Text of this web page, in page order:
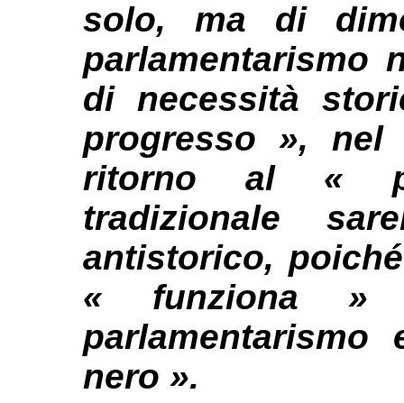
solo, ma di
parlamentarismo
di necessità
progresso »,
ritorno al «
tradizionale
antistorico,
« funziona »
nero ».